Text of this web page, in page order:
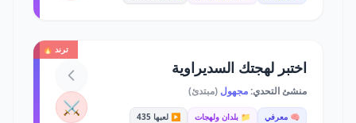
ترند 🔥
اختبر لهجتك السديراوية
منشئ التحدي:مجهول (مبتدئ)
🧠 معرفي 📁 بلدان ولهجات ▶️ لعبها 435 ⚔️